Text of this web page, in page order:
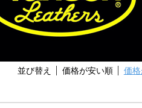
並び替え 価格が安い順 価